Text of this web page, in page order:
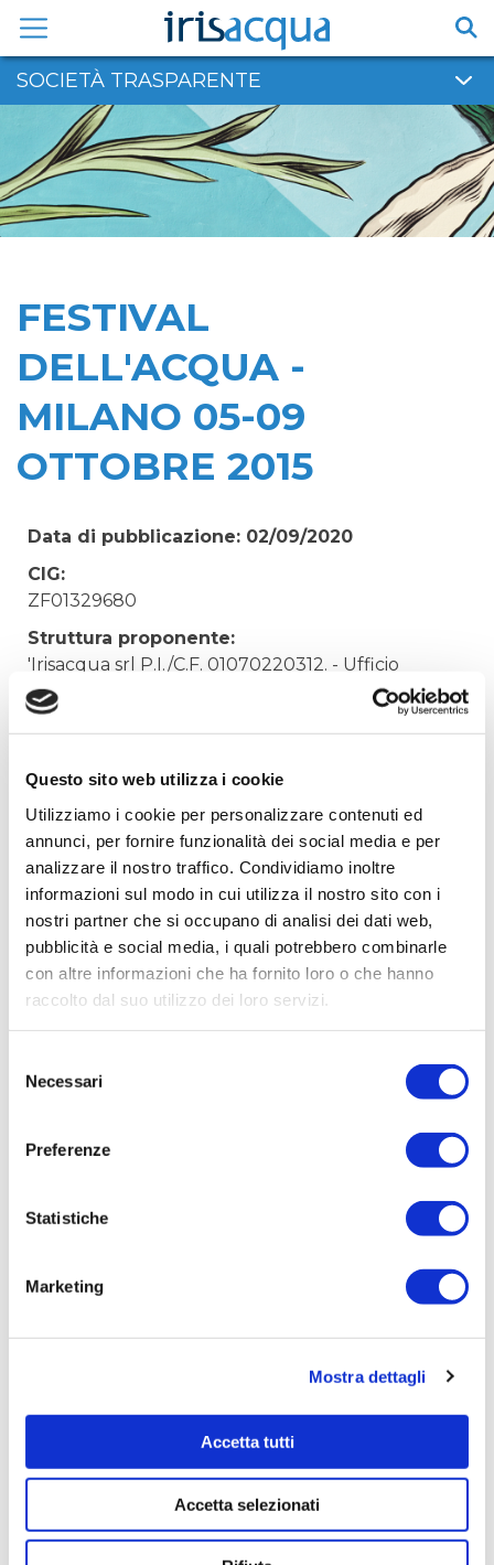
Questo sito web utilizza i cookie
Utilizziamo i cookie per personalizzare contenuti ed
annunci, per fornire funzionalità dei social media e per
analizzare il nostro traffico. Condividiamo inoltre
informazioni sul modo in cui utilizza il nostro sito con i
nostri partner che si occupano di analisi dei dati web,
pubblicità e social media, i quali potrebbero combinarle
con altre informazioni che ha fornito loro o che hanno
raccolto dal suo utilizzo dei loro servizi.
delNecessari
Preferenze
Statistiche
Marketing
Mostra dettagli
Accetta tutti
Accetta selezionati
contenuto
SOCIETÀ TRASPARENTE
FESTIVAL
DELL'ACQUA -
MILANO 05-09
OTTOBRE 2015
Data di pubblicazione: 02/09/2020
CIG:
ZF01329680
Struttura proponente:
'Irisacqua srl P.I./C.F. 01070220312. - Ufficio
Tecnico
Oggetto:
OTTOBRE 2015
Elenco operatori invitati:
Codice Fiscale:
Procedura di scelta:
Affidamento ai sensi del Regolamento Generale
Aziendale per Lavori Servizi e Forniture (art.238,
comma 7 d.lgs. 163/2006)
Aggiudicatario Nome:
FEDERUTILITY SERVIZI SRL - cod. fisc.
Importo Liquidato: